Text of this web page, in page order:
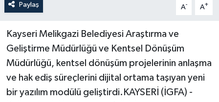
Paylaş A- A+
Kayseri Melikgazi Belediyesi Araştırma ve
Geliştirme Müdürlüğü ve Kentsel Dönüşüm
Müdürlüğü, kentsel dönüşüm projelerinin anlaşma
ve hak ediş süreçlerini dijital ortama taşıyan yeni
bir yazılım modülü geliştirdi.KAYSERİ (İGFA) -